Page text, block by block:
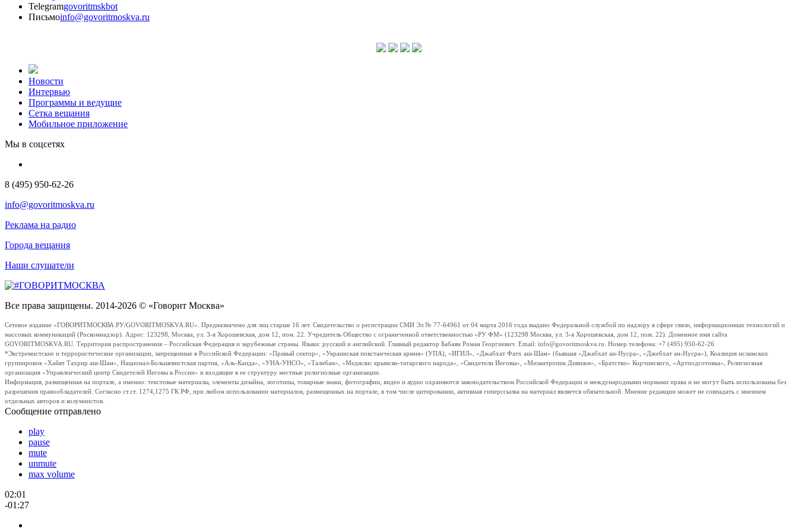
Telegramgovoritmskbot
Письмоinfo@govoritmoskva.ru
Новости
Интервью
Программы и ведущие
Сетка вещания
Мобильное приложение
Мы в соцсетях
8 (495) 950-62-26
info@govoritmoskva.ru
Реклама на радио
Города вещания
Наши слушатели
Все права защищены. 2014-2026 © «Говорит Москва»
Сетевое издание «ГОВОРИТМОСКВА.РУ/GOVORITMOSKVA.RU». Предназначено для лиц старше 16 лет. Свидетельство о регистрации СМИ Эл № 77-64961 от 04 марта 2016 года выдано Федеральной службой по надзору в сфере связи, информационных технологий и
массовых коммуникаций (Роскомнадзор). Адрес: 123298, Москва, ул. 3-я Хорошевская, дом 12, пом. 22. Учредитель Общество с ограниченной ответственностью «РУ ФМ» (123298 Москва, ул. 3-я Хорошевская, дом 12, пом. 22). Доменное имя сайта
GOVORITMOSKVA.RU. Территория распространения – Российская Федерация и зарубежные страны. Языки: русский и английский. Главный редактор Бабаян Роман Георгиевич. Email: info@govoritmoskva.ru. Номер телефона: +7 (495) 950-62-26
*Экстремистские и террористические организации, запрещенные в Российской Федерации: «Правый сектор», «Украинская повстанческая армия» (УПА), «ИГИЛ», «Джабхат Фатх аш-Шам» (бывшая «Джабхат ан-Нусра», «Джебхат ан-Нусра»), Коалиция исламских
группировок «Хайят Тахрир аш-Шам», Национал-Большевистская партия, «Аль-Каида», «УНА-УНСО», «Талибан», «Меджлис крымско-татарского народа», «Свидетели Иеговы», «Мизантропик Дивижн», «Братство» Корчинского, «Артподготовка», Религиозная
организация «Управленческий центр Свидетелей Иеговы в России» и входящие в ее структуру местные религиозные организации.
Информация, размещенная на портале, а именно: текстовые материалы, элементы дизайна, логотипы, товарные знаки, фотографии, видео и аудио охраняются законодательством Российской Федерации и международными нормами права и не могут быть использованы без
разрешения правообладателей. Согласно ст.ст. 1274,1275 ГК РФ, при любом использовании материалов, размещенных на портале, в том числе цитировании, активная гиперссылка на материал является обязательной. Мнение редакции может не совпадать с мнением
отдельных авторов и колумнистов.
Сообщение отправлено
play
pause
mute
unmute
max volume
02:01
-01:27